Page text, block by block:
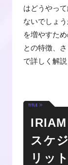
はどうやっ
ないでしょ
を増やすた
との特徴、
で詳しく解説
スケ
リット